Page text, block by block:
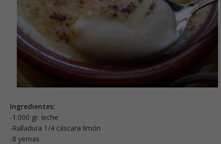
Ingredientes:
-1.000 gr. leche
-Ralladura 1/4 cáscara limón
-8 yemas